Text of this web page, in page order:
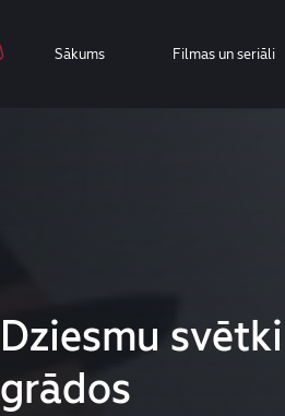
Sākums Filmas un seriāli
Dziesmu
grādos